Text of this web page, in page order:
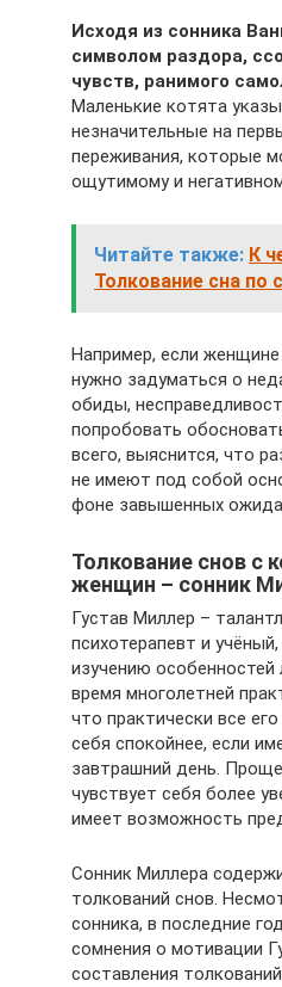
Исходя из сонника
символом раздора,
чувств, ранимого
Маленькие котята
незначительные на
переживания, которые
ощутимому и
Читайте также: К
Толкование сна по
Например, если женщине
нужно задуматься о
обиды,
попробовать
всего, выяснится, что
не имеют под собой
фоне завышенных
Толкование снов с
женщин – сонник
Густав Миллер –
психотерапевт и
изучению
время многолетней
что практически все
себя спокойнее, если
завтрашний день.
чувствует себя более
имеет возможность
Сонник Миллера
толкований снов.
сонника, в последние
сомнения о мотивации
составления